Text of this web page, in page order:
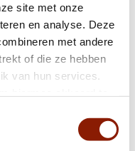
site met onze
en analyse. Deze
met andere
of die ze hebben
van hun services.
lezen over onze
button linksonder op
certificaat
weten te